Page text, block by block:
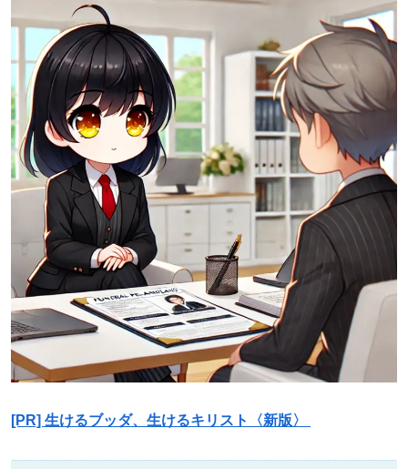
[PR] 生けるブッダ、生けるキリスト〈新版〉